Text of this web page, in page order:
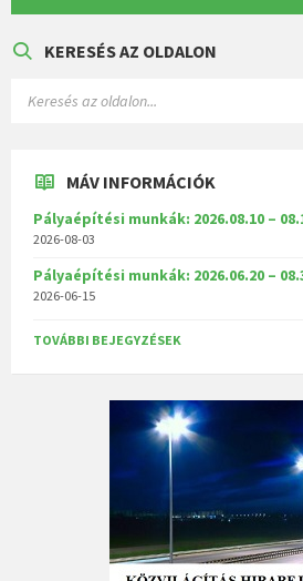
KERESÉS AZ OLDALON
MÁV INFORMÁCIÓK
Pályaépítési munkák: 2026.08.10 –
2026-08-03
Pályaépítési munkák: 2026.06.20 –
2026-06-15
TOVÁBBI BEJEGYZÉSEK